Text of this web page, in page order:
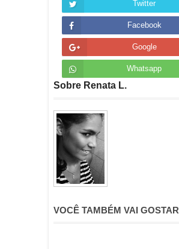
Twitter
Facebook
Google
Whatsapp
Sobre Renata L.
VOCÊ TAMBÉM VAI GOSTAR